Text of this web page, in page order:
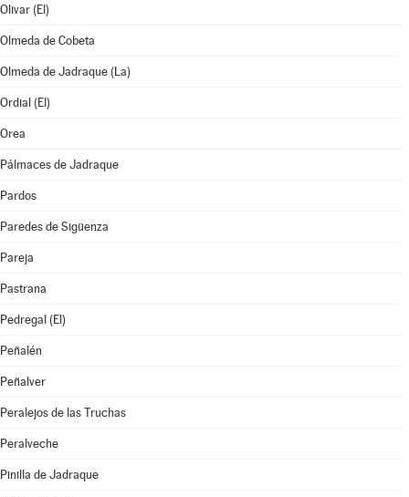
Olivar (El)
Olmeda de Cobeta
Olmeda de Jadraque (La)
Ordial (El)
Orea
Pálmaces de Jadraque
Pardos
Paredes de Sigüenza
Pareja
Pastrana
Pedregal (El)
Peñalén
Peñalver
Peralejos de las Truchas
Peralveche
Pinilla de Jadraque